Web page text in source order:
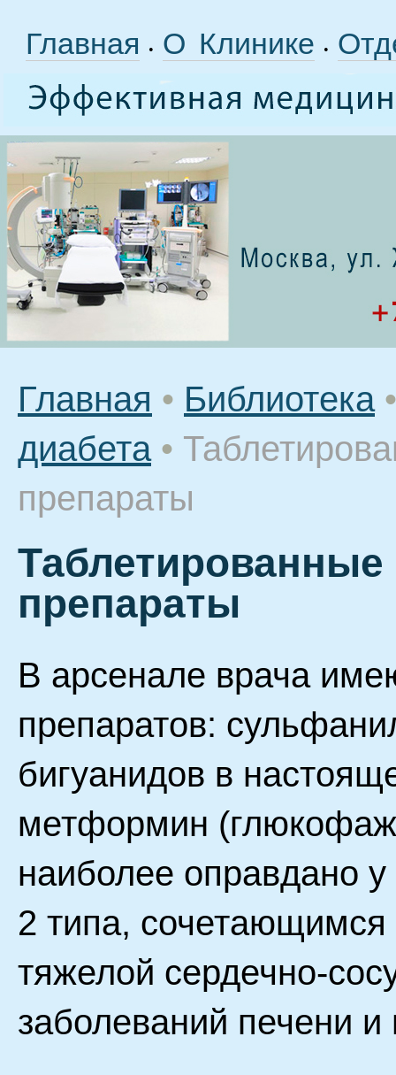
Главная • О Клинике •
Главная • Библиотека •
диабета •
препараты
препараты
В арсенале врача
препаратов:
бигуанидов в
метформин
наиболее оправдано
2 типа, сочетающимся
тяжелой сердечно-
заболеваний печени и